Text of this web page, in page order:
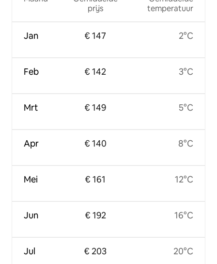
Jan
Feb
Mrt
Apr
Mei
Jun
Jul
prijs
€ 147
€ 142
€ 149
€ 140
€ 161
€ 192
€ 203
temperatuur
2°C
3°C
5°C
8°C
12°C
16°C
20°C